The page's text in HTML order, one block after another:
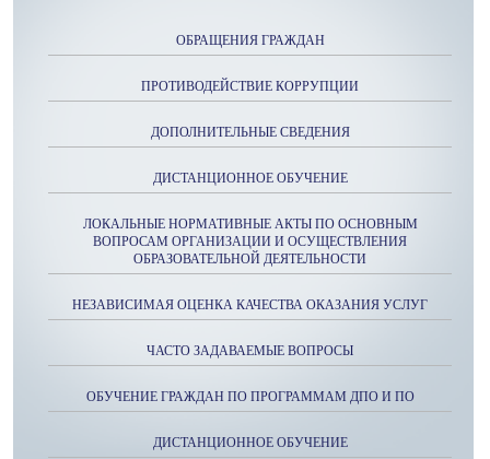
ОБРАЩЕНИЯ ГРАЖДАН
ПРОТИВОДЕЙСТВИЕ КОРРУПЦИИ
ДОПОЛНИТЕЛЬНЫЕ СВЕДЕНИЯ
ДИСТАНЦИОННОЕ ОБУЧЕНИЕ
ЛОКАЛЬНЫЕ НОРМАТИВНЫЕ АКТЫ ПО ОСНОВНЫМ
ВОПРОСАМ ОРГАНИЗАЦИИ И ОСУЩЕСТВЛЕНИЯ
ОБРАЗОВАТЕЛЬНОЙ ДЕЯТЕЛЬНОСТИ
НЕЗАВИСИМАЯ ОЦЕНКА КАЧЕСТВА ОКАЗАНИЯ УСЛУГ
ЧАСТО ЗАДАВАЕМЫЕ ВОПРОСЫ
ОБУЧЕНИЕ ГРАЖДАН ПО ПРОГРАММАМ ДПО И ПО
ДИСТАНЦИОННОЕ ОБУЧЕНИЕ